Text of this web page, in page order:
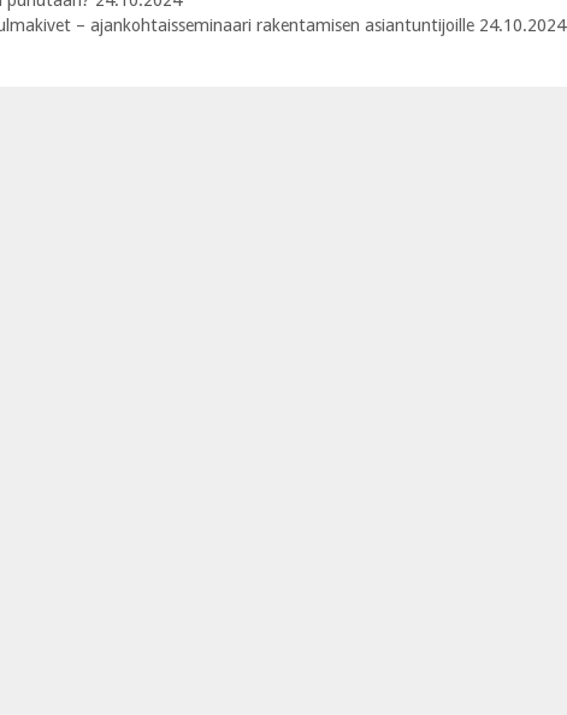
– ajankohtaisseminaari rakentamisen asiantuntijoille 24.10.2024